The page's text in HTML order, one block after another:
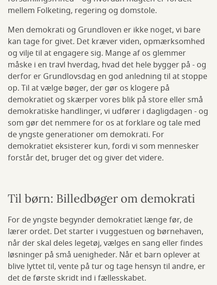
mellem Folketing, regering og domstole.
Men demokrati og Grundloven er ikke noget, vi bare
kan tage for givet. Det kræver viden, opmærksomhed
og vilje til at engagere sig. Mange af os glemmer
måske i en travl hverdag, hvad det hele bygger på - og
derfor er Grundlovsdag en god anledning til at stoppe
op. Til at vælge bøger, der gør os klogere på
demokratiet og skærper vores blik på store eller små
demokratiske handlinger, vi udfører i dagligdagen - og
som gør det nemmere for os at forklare og tale med
de yngste generationer om demokrati. For
demokratiet eksisterer kun, fordi vi som mennesker
forstår det, bruger det og giver det videre.
Til børn: Billedbøger om demokrati
For de yngste begynder demokratiet længe før, de
lærer ordet. Det starter i vuggestuen og børnehaven,
når der skal deles legetøj, vælges en sang eller findes
løsninger på små uenigheder. Når et barn oplever at
blive lyttet til, vente på tur og tage hensyn til andre, er
det de første skridt ind i fællesskabet.